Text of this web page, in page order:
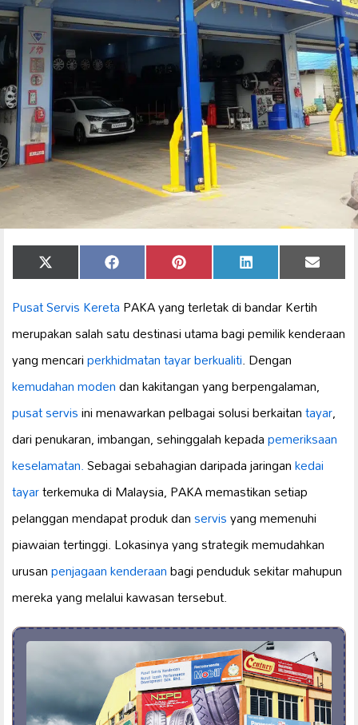
Share
on
X
(Twitter)
Share
on
Facebook Share
on
Pinterest Share
on
LinkedIn Share
on
Email
Pusat Servis KeretaPAKA yang terletak di bandar Kertih
merupakan salah satu destinasi utama bagi pemilik kenderaan
yang mencariperkhidmatan tayar berkualiti. Dengan
kemudahan modendan kakitangan yang berpengalaman,
pusat servisini menawarkan pelbagai solusi berkaitantayar,
dari penukaran, imbangan, sehinggalah kepadapemeriksaan
keselamatan.Sebagai sebahagian daripada jaringankedai
tayarterkemuka di Malaysia, PAKA memastikan setiap
pelanggan mendapat produk danservisyang memenuhi
piawaian tertinggi. Lokasinya yang strategik memudahkan
urusanpenjagaan kenderaanbagi penduduk sekitar mahupun
mereka yang melalui kawasan tersebut.